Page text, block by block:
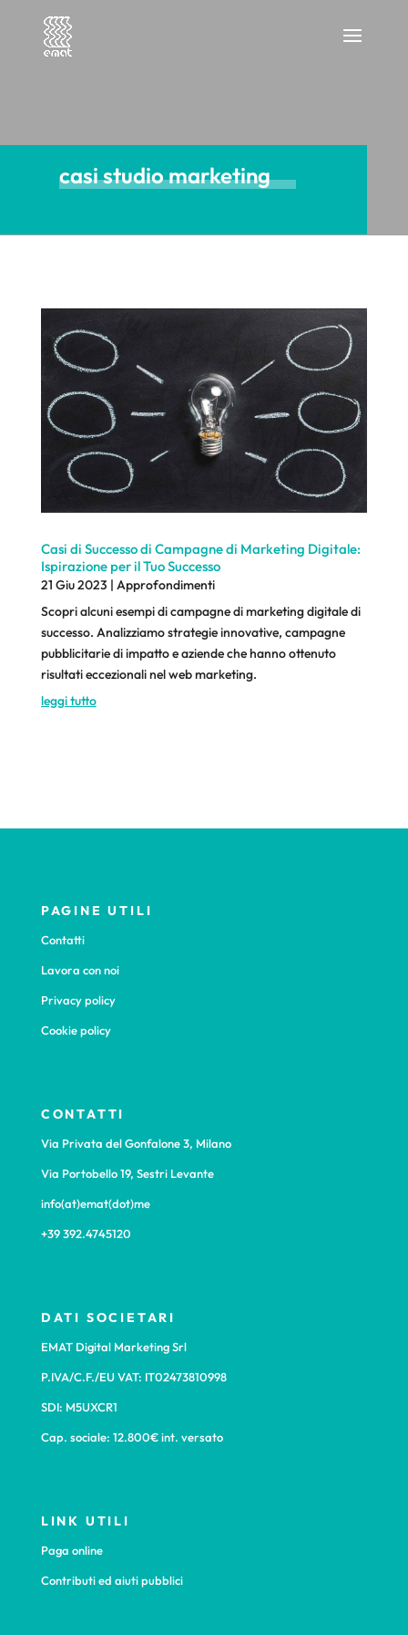
casi studio marketing
Casi di Successo di Campagne di Marketing Digitale:
Ispirazione per il Tuo Successo
21 Giu 2023 | Approfondimenti
Scopri alcuni esempi di campagne di marketing digitale di
successo. Analizziamo strategie innovative, campagne
pubblicitarie di impatto e aziende che hanno ottenuto
risultati eccezionali nel web marketing.
leggi tutto
PAGINE UTILI
Contatti
Lavora con noi
Privacy policy
Cookie policy
CONTATTI
Via Privata del Gonfalone 3, Milano
Via Portobello 19, Sestri Levante
info(at)emat(dot)me
+39 392.4745120
DATI SOCIETARI
EMAT Digital Marketing Srl
P.IVA/C.F./EU VAT: IT02473810998
SDI: M5UXCR1
Cap. sociale: 12.800€ int. versato
LINK UTILI
Paga online
Contributi ed aiuti pubblici